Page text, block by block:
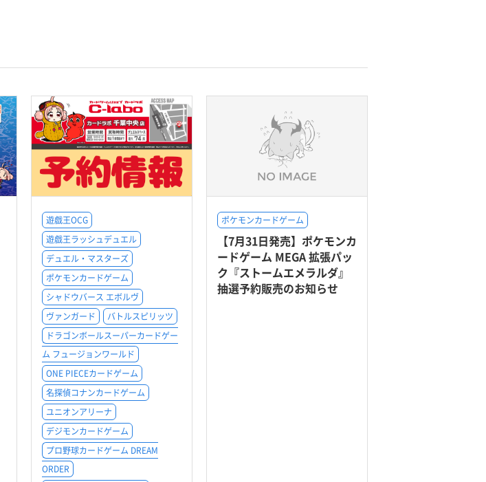
遊戯王OCG
遊戯王ラッシュデュエル
デュエル・マスターズ
ポケモンカードゲーム
シャドウバース エボルヴ
ヴァンガード
バトルスピリッツ
ドラゴンボールスーパーカードゲー
ム フュージョンワールド
ONE PIECEカードゲーム
名探偵コナンカードゲーム
ユニオンアリーナ
デジモンカードゲーム
プロ野球カードゲーム DREAM
ORDER
ポケモンカードゲーム
【7月31日発売】ポケモンカ
ードゲーム MEGA 拡張パッ
ク『ストームエメラルダ』
抽選予約販売のお知らせ